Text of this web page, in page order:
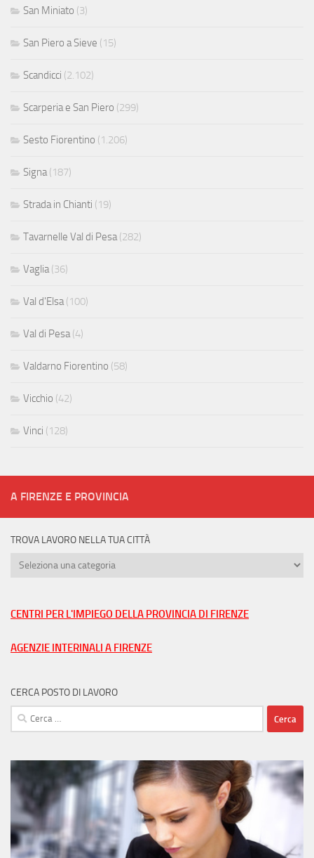
San Miniato (3)
San Piero a Sieve (15)
Scandicci (2.102)
Scarperia e San Piero (299)
Sesto Fiorentino (1.206)
Signa(187)
Strada in Chianti (19)
Tavarnelle Val di Pesa(282)
Vaglia(36)
Val d'Elsa(100)
Val di Pesa(4)
Valdarno Fiorentino (58)
Vicchio (42)
Vinci (128)
A FIRENZE E PROVINCIA
TROVA LAVORO NELLA TUA CITTÀ
Trova
tua
CENTRI PER L'IMPIEGO DELLA PROVINCIA DI FIRENZE
AGENZIE INTERINALI A FIRENZE
CERCA POSTO DI LAVORO
Ricerca
per: